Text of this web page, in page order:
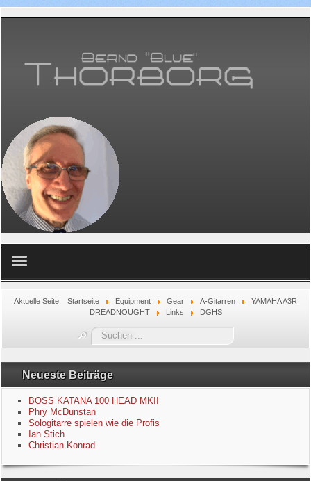
Equipment
GuitarBlog
Kontakt
Impressum
Aktuelle Seite: Startseite Equipment Gear A-Gitarren
YAMAHA A3R
DREADNOUGHT
Links DGHS
Suchen
...
Neueste Beiträge
BOSS KATANA 100 HEAD MKII
Phry McDunstan
Sologitarre spielen wie die Profis
Ian Stich
Christian Konrad